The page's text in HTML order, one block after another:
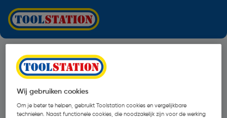
Wij gebruiken cookies
Om je beter te helpen, gebruikt Toolstation cookies en vergelijkbare
technieken. Naast functionele cookies, die noodzakelijk zijn voor de werking